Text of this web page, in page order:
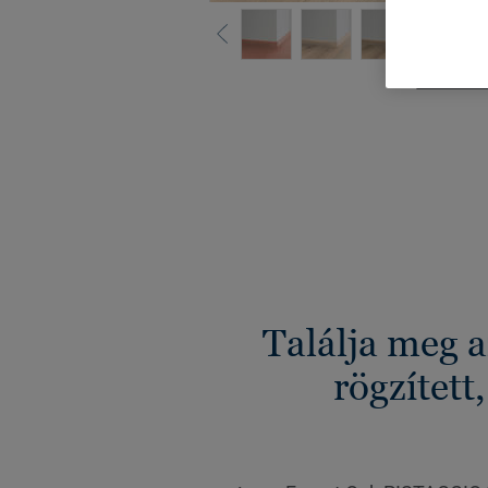
Találja meg